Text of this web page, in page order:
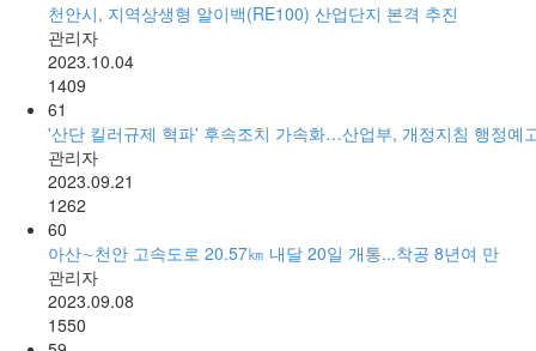
천안시, 지역상생형 알이백(RE100) 산업단지 본격 추진
관리자
2023.10.04
1409
61
'산단 킬러규제 혁파' 후속조치 가속화…산업부, 개정지침 행정예
관리자
2023.09.21
1262
60
아산∼천안 고속도로 20.57㎞ 내달 20일 개통...착공 8년여 만
관리자
2023.09.08
1550